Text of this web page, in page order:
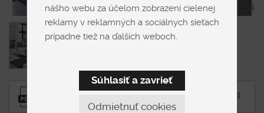
⬇︎
nášho webu za účelom zobrazení cielenej
reklamy v reklamných a sociálnych sieťach
prípadne tiež na ďalších weboch.
Odmietnuť cookies
Súhlasiť a zavrieť